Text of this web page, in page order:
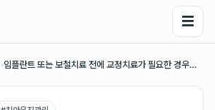
☰
›임플란트 또는 보철치료 전에 교정치료가 필요한 경우…